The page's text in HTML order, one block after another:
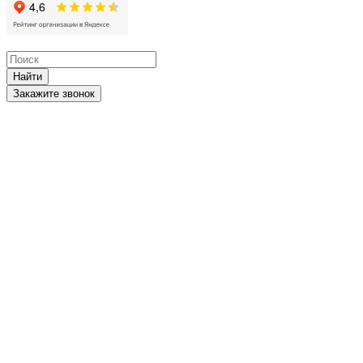
Найти
Закажите звонок